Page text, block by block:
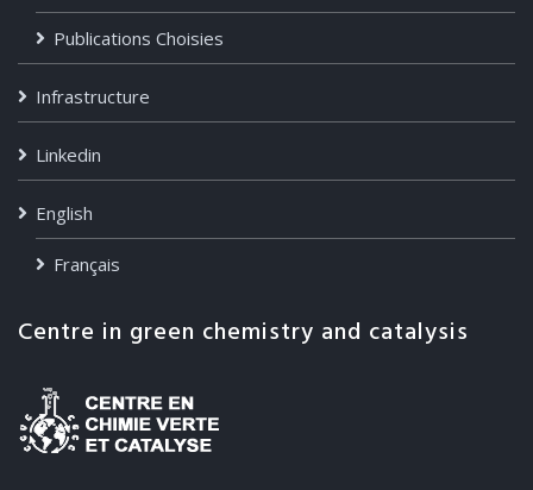
Publications Choisies
Infrastructure
Linkedin
English
Français
Centre in green chemistry and catalysis